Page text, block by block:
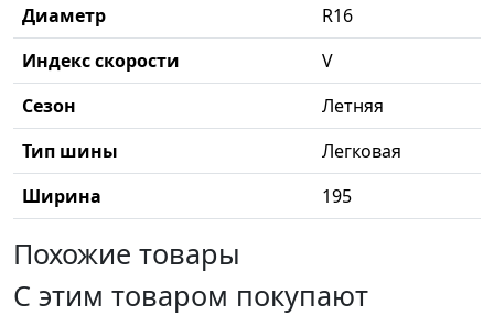
Диаметр
R16
Индекс скорости
V
Сезон
Летняя
Тип шины
Легковая
Ширина
195
Похожие товары
C этим товаром покупают